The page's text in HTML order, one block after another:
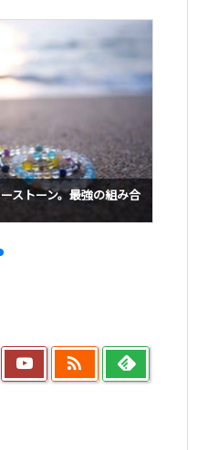
ストーン。最強の組み合
